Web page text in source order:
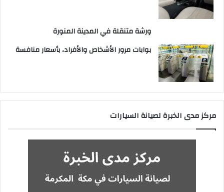
ورشة متنقلة في المدينة المنورة
بوابات مرور الأشخاص والأفراد، بأسعار منافسة
مركز مدى الخبرة لصيانة السيارات